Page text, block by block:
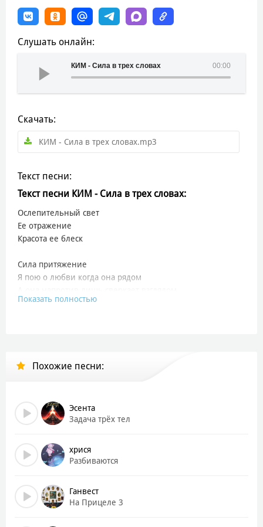
Слушать онлайн:
00:00
КИМ - Сила в трех словах
Скачать:
КИМ - Сила в трех словах.mp3
Текст песни:
Текст песни КИМ - Сила в трех словах:
Ослепительный свет
Ее отражение
Красота ее блеск
Сила притяжение
Я пою о любви когда она рядом
Сила в трех в словах
Я люблю тебя
Сила в трех словах
Я люблю тебя
И в твоих глазах
По твоим рукам
Показать полностью
Похожие песни:
Эсента
Задача трёх тел
хрися
Разбиваются
Ганвест
На Прицеле 3